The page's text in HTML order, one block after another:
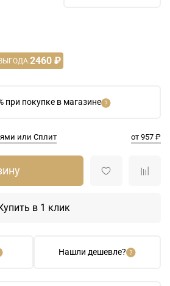
при покупке в магазине
или Сплит от 957 ₽
ВЫГОДА:2460 ₽
Нашли дешевле?
Купить в 1 клик